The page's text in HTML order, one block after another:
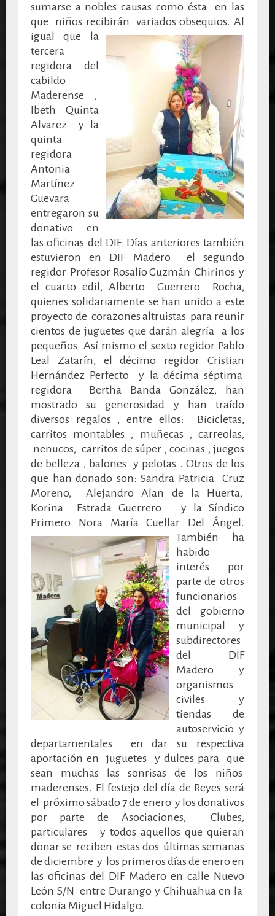
sumarse a nobles causas como ésta en las
que niños recibirán variados obsequios.Al
igual que la
tercera
regidora del
cabildo
Maderense ,
Ibeth Quinta
Alvarez y la
quinta
regidora
Antonia
Martínez
Guevara
entregaron su
donativo en
las oficinas del DIF. Días anteriores también
estuvieron en DIF Madero el segundo
regidor Profesor Rosalío Guzmán Chirinos y
el cuarto edil, Alberto Guerrero Rocha,
quienes solidariamente se han unido a este
proyecto de corazones altruistas para reunir
cientos de juguetes que darán alegría a los
pequeños. Así mismo el sexto regidor Pablo
Leal Zatarín, el décimo regidor Cristian
Hernández Perfecto y la décima séptima
regidora Bertha Banda González, han
mostrado su generosidad y han traído
diversos regalos , entre ellos: Bicicletas,
carritos montables , muñecas , carreolas,
nenucos, carritos de súper , cocinas , juegos
de belleza , balones y pelotas . Otros de los
que han donado son: Sandra Patricia Cruz
Moreno, Alejandro Alan de la Huerta,
Korina Estrada Guerrero y la Síndico
Primero Nora María Cuellar Del Ángel.
También ha
habido
interés por
parte de otros
funcionarios
del gobierno
municipal y
subdirectores
del DIF
Madero y
organismos
civiles y
tiendas de
autoservicio y
departamentales en dar su respectiva
aportación en juguetes y dulces para que
sean muchas las sonrisas de los niños
maderenses. El festejo del día de Reyes será
el próximo sábado 7 de enero y los donativos
por parte de Asociaciones, Clubes,
particulares y todos aquellos que quieran
donar se reciben estas dos últimas semanas
de diciembre y los primeros días de enero en
las oficinas del DIF Madero en calle Nuevo
León S/N entre Durango y Chihuahua en la
colonia Miguel Hidalgo.